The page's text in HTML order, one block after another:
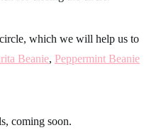
which we will help us to
Beanie, Peppermint Beanie
coming soon.